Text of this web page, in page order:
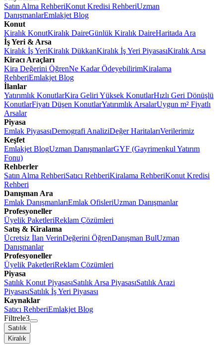
Satın Alma RehberiKonut Kredisi RehberiUzman
DanışmanlarEmlakjet Blog
Konut
Kiralık KonutKiralık DaireGünlük Kiralık DaireHaritada Ara
İş Yeri & Arsa
Kiralık İş YeriKiralık DükkanKiralık İş Yeri PiyasasıKiralık Arsa
Kiracı Araçları
Kira Değerini ÖğrenNe Kadar ÖdeyebilirimKiralama
RehberiEmlakjet Blog
İlanlar
Yatırımlık KonutlarKira Geliri Yüksek KonutlarHızlı Geri Dönüşlü
KonutlarFiyatı Düşen KonutlarYatırımlık ArsalarUygun m² Fiyatlı
Arsalar
Piyasa
Emlak PiyasasıDemografi AnaliziDeğer HaritalarıVerilerimiz
Keşfet
Emlakjet BlogUzman DanışmanlarGYF (Gayrimenkul Yatırım
Fonu)
Rehberler
Satın Alma RehberiSatıcı RehberiKiralama RehberiKonut Kredisi
Rehberi
Danışman Ara
Emlak DanışmanlarıEmlak OfisleriUzman Danışmanlar
Profesyoneller
Üyelik PaketleriReklam Çözümleri
Satış & Kiralama
Ücretsiz İlan VerinDeğerini ÖğrenDanışman BulUzman
Danışmanlar
Profesyoneller
Üyelik PaketleriReklam Çözümleri
Piyasa
Satılık Konut PiyasasıSatılık Arsa PiyasasıSatılık Arazi
PiyasasıSatılık İş Yeri Piyasası
Kaynaklar
Satıcı RehberiEmlakjet Blog
Filtrele3
Satılık
Kiralık